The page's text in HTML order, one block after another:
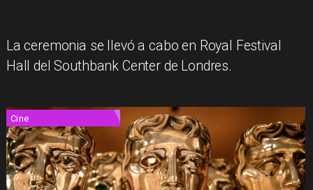
La ceremonia se llevó a cabo en Royal Festival
Hall del Southbank Center de Londres.
Cine